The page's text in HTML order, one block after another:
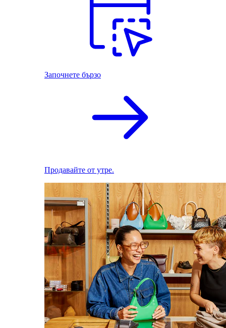
Започнете бързо
Продавайте от утре.